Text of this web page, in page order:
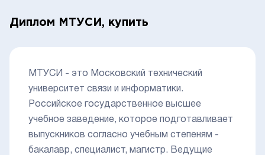
Диплом МТУСИ, купить
МТУСИ - это Московский технический
университет связи и информатики.
Российское государственное высшее
учебное заведение, которое подготавливает
выпускников согласно учебным степеням -
бакалавр, специалист, магистр. Ведущие